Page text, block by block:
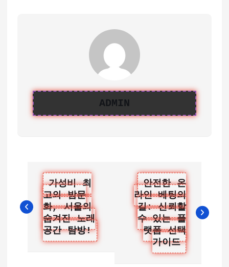
ADMIN
글
탐
가성비 최
고의 밤문
화, 서울의
숨겨진 노래
공간 탐방!
안전한 온
라인 베팅의
길: 신뢰할
수 있는 플
랫폼 선택
가이드